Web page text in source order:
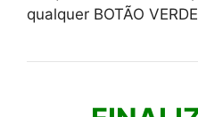
qualquer BOTÃO